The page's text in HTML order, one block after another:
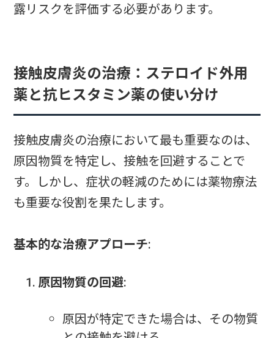
露リスクを評価する必要があります。
接触皮膚炎の治療：ステロイド外用
薬と抗ヒスタミン薬の使い分け
接触皮膚炎の治療において最も重要なのは、
原因物質を特定し、接触を回避することで
す。しかし、症状の軽減のためには薬物療法
も重要な役割を果たします。
基本的な治療アプローチ:
原因物質の回避:
原因が特定できた場合は、その物質